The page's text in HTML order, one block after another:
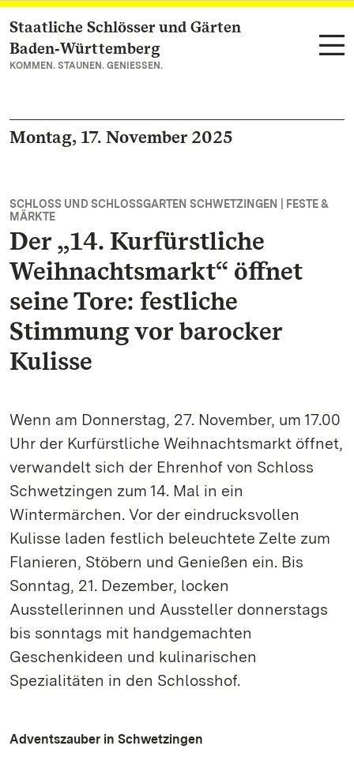
Zum Hauptinhalt springen
Staatliche Schlösser und Gärten
Baden‑Württemberg
KOMMEN. STAUNEN. GENIESSEN.
Montag, 17. November 2025
SCHLOSS UND SCHLOSSGARTEN SCHWETZINGEN | FESTE &
MÄRKTE
Der „14. Kurfürstliche
Weihnachtsmarkt“ öffnet
seine Tore: festliche
Stimmung vor barocker
Kulisse
Wenn am Donnerstag, 27. November, um 17.00
Uhr der Kurfürstliche Weihnachtsmarkt öffnet,
verwandelt sich der Ehrenhof von Schloss
Schwetzingen zum 14. Mal in ein
Wintermärchen. Vor der eindrucksvollen
Kulisse laden festlich beleuchtete Zelte zum
Flanieren, Stöbern und Genießen ein. Bis
Sonntag, 21. Dezember, locken
Ausstellerinnen und Aussteller donnerstags
bis sonntags mit handgemachten
Geschenkideen und kulinarischen
Spezialitäten in den Schlosshof.
Adventszauber in Schwetzingen